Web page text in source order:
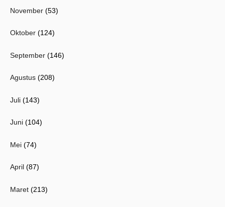
November (53)
Oktober (124)
September (146)
Agustus (208)
Juli (143)
Juni (104)
Mei (74)
April (87)
Maret (213)